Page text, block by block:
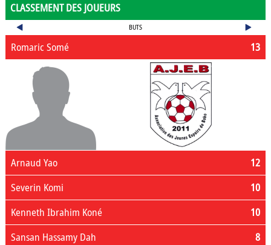
CLASSEMENT DES JOUEURS
BUTS
13
Romaric Somé
12
Arnaud Yao
10
Severin Komi
10
Kenneth Ibrahim Koné
8
Sansan Hassamy Dah